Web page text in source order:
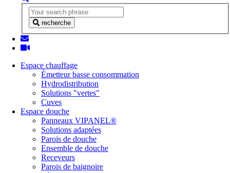
recherche
Espace chauffage
Émetteur basse consommation
Hydrodistribution
Solutions "vertes"
Cuves
Espace douche
Panneaux VIPANEL®
Solutions adaptées
Parois de douche
Ensemble de douche
Receveurs
Parois de baignoire